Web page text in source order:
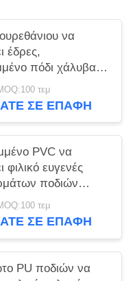
να
έδρες,
πόδι χάλυβα
τραπεζαρίας
τεμ
ΣΕ ΕΠΑΦΉ
PVC να
φιλικό ευγενές
ποδιών
τεμ
ΣΕ ΕΠΑΦΉ
PU ποδιών να